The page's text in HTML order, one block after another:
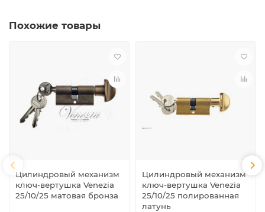
Похожие товары
Цилиндровый механизм
ключ-вертушка Venezia
25/10/25 матовая бронза
Цилиндровый механизм
ключ-вертушка Venezia
25/10/25 полированная
латунь